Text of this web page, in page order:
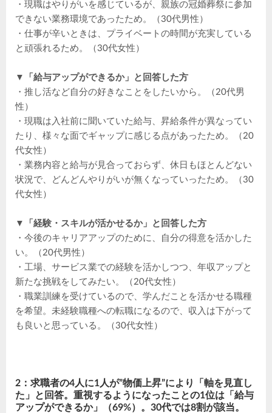
・現職はやりがいを感じているが、親族の冠婚葬祭に参加
できない業務環境であったため。（30代男性）
・仕事が辛いときは、プライベートの時間が充実している
と頑張れるため。（30代女性）
▼「給与アップができるか」と回答した方
・推し活など自分の好きなことをしたいから。（20代男
性）
・現職は入社前に聞いていた給与、昇給条件が異なってい
たり、様々な面でギャップに感じる点があったため。（20
代女性）
・業務内容と給与が見合っておらず、休日もほとんどない
状況で、どんどんやりがいが無くなっていったため。（30
代女性）
▼「経験・スキルが活かせるか」と回答した方
・今後のキャリアアップのために、自分の得意を活かした
い。（20代男性）
・工場、サービス業での経験を活かしつつ、年収アップと
新たな挑戦をしてみたい。（20代女性）
・職業訓練を受けているので、学んだことを活かせる職種
を希望。未経験職種への転職になるので、収入は下がって
も良いと思っている。（30代女性）
2：求職者の4人に1人が”物価上昇”により「軸を見直し
た」と回答。重視するようになったことの1位は「給与
アップができるか」（69%）。30代では8割が該当。